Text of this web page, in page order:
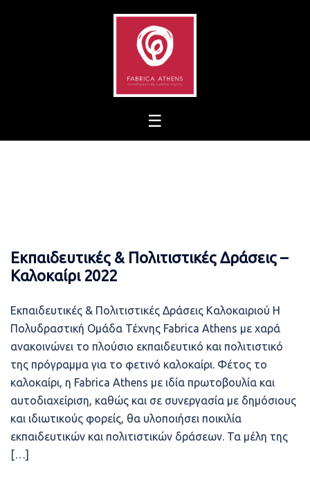
Εκπαιδευτικές & Πολιτιστικές Δράσεις –
Καλοκαίρι 2022
Εκπαιδευτικές & Πολιτιστικές Δράσεις Καλοκαιριού Η
Πολυδραστική Ομάδα Τέχνης Fabrica Athens με χαρά
ανακοινώνει το πλούσιο εκπαιδευτικό και πολιτιστικό
της πρόγραμμα για το φετινό καλοκαίρι. Φέτος το
καλοκαίρι, η Fabrica Athens με ιδία πρωτοβουλία και
αυτοδιαχείριση, καθώς και σε συνεργασία με δημόσιους
και ιδιωτικούς φορείς, θα υλοποιήσει ποικιλία
εκπαιδευτικών και πολιτιστικών δράσεων. Τα μέλη της
[…]